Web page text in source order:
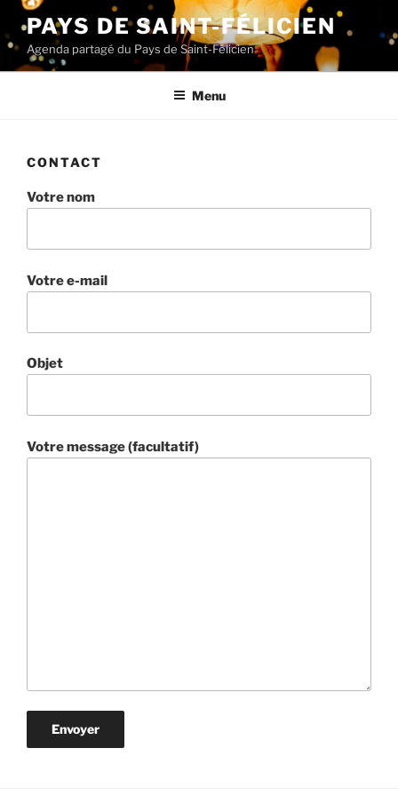
Aller
au
contenu
principal
PAYS DE SAINT-FÉLICIEN
Agenda partagé du Pays de Saint-Félicien
Menu
CONTACT
Votre nom
Votre e-mail
Objet
Votre message (facultatif)